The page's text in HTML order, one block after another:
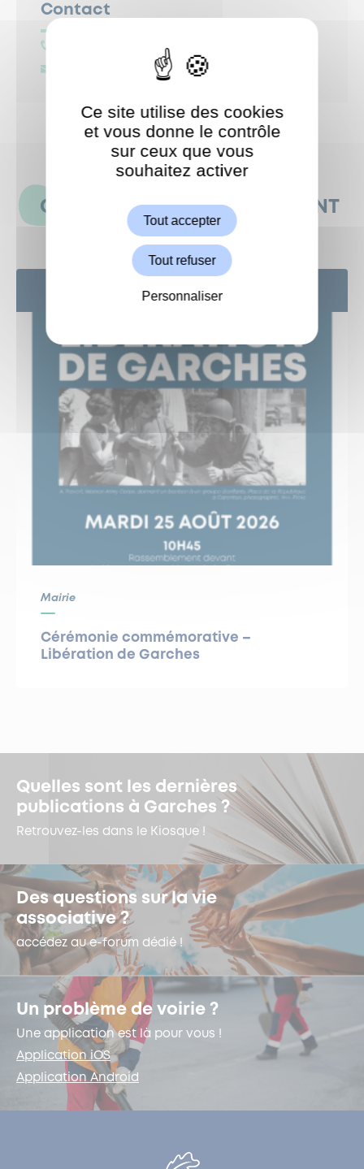
Contact
archives@garches.fr
CES ÉVÉNEMENTS POURRAIENT
AUSSI VOUS INTÉRESSER
25 AOÛT
Mairie
Cérémonie commémorative –
Libération de Garches
Quelles sont les dernières
publications à Garches ?
Retrouvez-les dans le Kiosque !
Des questions sur la vie
associative ?
accédez au e-forum dédié !
Un problème de voirie ?
Une application est là pour vous !
Application iOS
Application Android
ShareThis est désactivé.
Ce site utilise des cookies
et vous donne le contrôle
sur ceux que vous
souhaitez activer
Tout accepter
Tout refuser
Personnaliser